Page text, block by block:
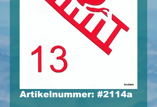
Artikelnummer: #2114a